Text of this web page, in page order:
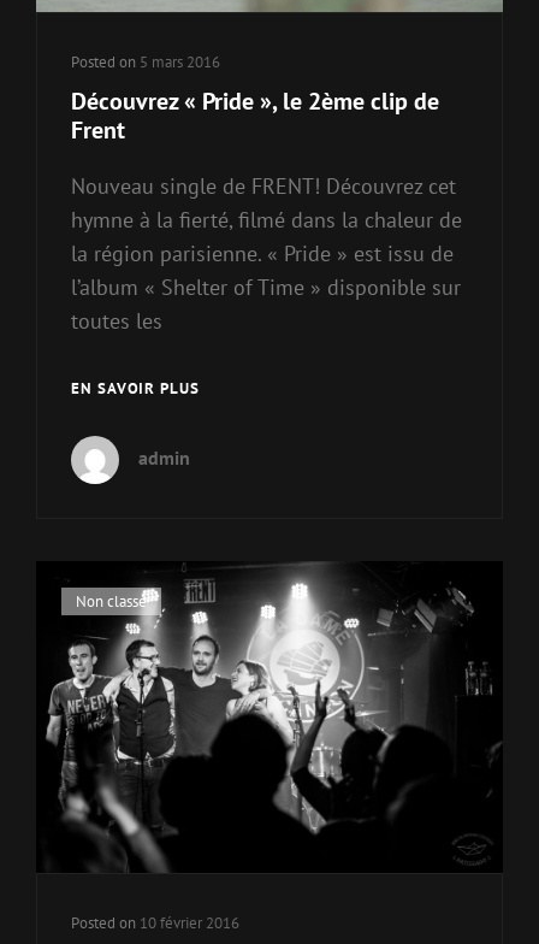
Posted on 5 mars 2016
Découvrez « Pride », le 2ème clip de
Frent
Nouveau single de FRENT! Découvrez cet
hymne à la fierté, filmé dans la chaleur de
la région parisienne. « Pride » est issu de
l’album « Shelter of Time » disponible sur
toutes les
EN SAVOIR PLUSDÉCOUVREZ
admin
Cat
Links
Non classé
Posted on 10 février 2016